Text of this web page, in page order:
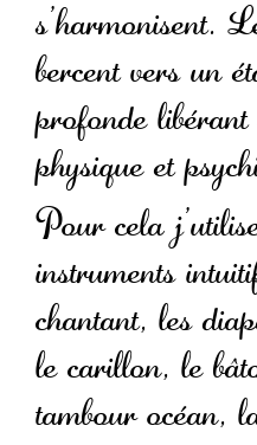
s’harmonisent.
bercent vers un
profonde
physique et
Pour cela
instruments
chantant, les
le carillon, le
tambour océan,